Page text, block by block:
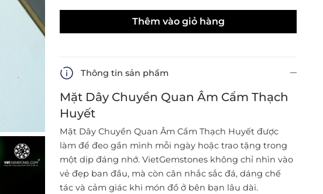
Thêm vào giỏ hàng
Thông tin sản phẩm
Mặt Dây Chuyền Quan Âm Cẩm Thạch
Huyết
Mặt Dây Chuyền Quan Âm Cẩm Thạch Huyết được
làm để đeo gần mình mỗi ngày hoặc trao tặng trong
một dịp đáng nhớ. VietGemstones không chỉ nhìn vào
vẻ đẹp ban đầu, mà còn cân nhắc sắc đá, dáng chế
tác và cảm giác khi món đồ ở bên bạn lâu dài.